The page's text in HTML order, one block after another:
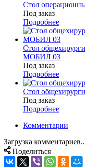
Стол
Под заказ
Подробнее
Стол
МОБИЛ 03
Под заказ
Подробнее
Стол
Под заказ
Подробнее
Комментарии
Загрузка
Поделиться